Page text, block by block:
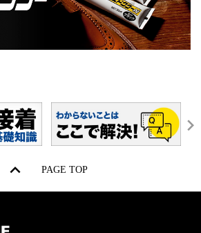
PAGE TOP